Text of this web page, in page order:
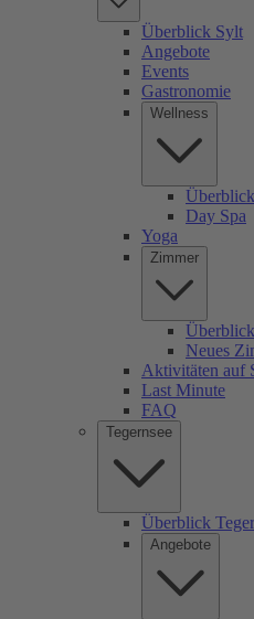
Überblick Sylt
Angebote
Events
Gastronomie
Wellness
Day Spa
Yoga
Zimmer
Neues
Aktivitäten auf
Last Minute
FAQ
Tegernsee
Überblick
Angebote